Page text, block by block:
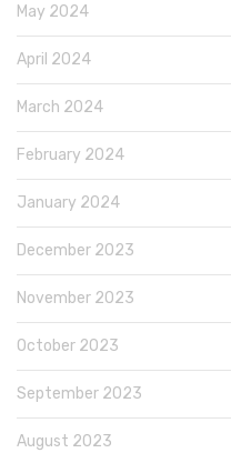
May 2024
April 2024
March 2024
February 2024
January 2024
December 2023
November 2023
October 2023
September 2023
August 2023